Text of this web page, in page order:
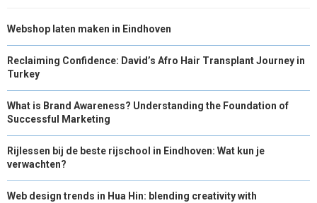
Webshop laten maken in Eindhoven
Reclaiming Confidence: David’s Afro Hair Transplant Journey in
Turkey
What is Brand Awareness? Understanding the Foundation of
Successful Marketing
Rijlessen bij de beste rijschool in Eindhoven: Wat kun je
verwachten?
Web design trends in Hua Hin: blending creativity with